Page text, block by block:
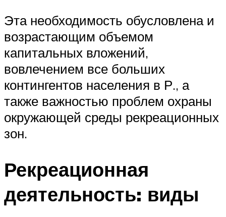
Эта необходимость обусловлена и
возрастающим объемом
капитальных вложений,
вовлечением все больших
контингентов населения в Р., а
также важностью проблем охраны
окружающей среды рекреационных
зон.
Рекреационная
деятельность: виды